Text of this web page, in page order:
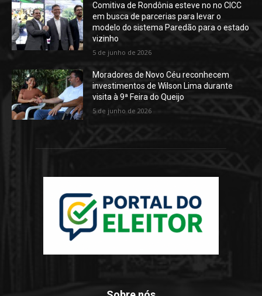
Comitiva de Rondônia esteve no no CICC
em busca de parcerias para levar o
modelo do sistema Paredão para o estado
vizinho
5 de junho de 2026
Moradores de Novo Céu reconhecem
investimentos de Wilson Lima durante
visita à 9ª Feira do Queijo
5 de junho de 2026